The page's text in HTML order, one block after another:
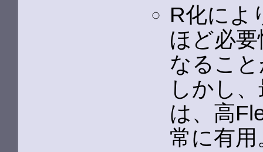
R化によ
ほど必
なるこ
しかし
は、高
常に有用